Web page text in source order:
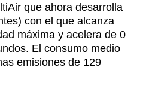
que ahora desarrolla
con el que alcanza
máxima y acelera de 0
El consumo medio
emisiones de 129